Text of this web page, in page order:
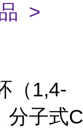
>
（1,4-
分子式C